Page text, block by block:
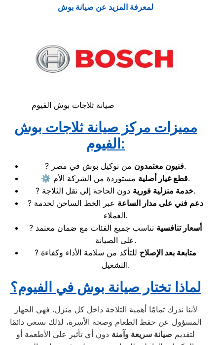
لمعرفة المزيد عن صيانة بوش
صيانة ثلاجات بوش الفيوم
مميزات مركز صيانة ثلاجات بوش
الفيوم :
? فنيون معتمدونمن توكيل بوش في مصر.
⚙️
قطع غيار أصليةمستوردة من الشركة الأم.
?
خدمة منزلية فوريةدون الحاجة إلى نقل الثلاجة.
?
دعم فني على مدار الساعة عبر الخط الساخن لخدمة
العملاء.
?
أسعار تنافسية تناسب جميع الفئات مع ضمان معتمد
على الصيانة.
?
متابعة بعد الإصلاح للتأكد من سلامة الأداء وكفاءة
التشغيل.
لماذا تختار صيانة بوش في الفيوم؟
لأننا ندرك تمامًا أهمية الثلاجة داخل كل منزل، فهي الجهاز
المسؤول عن حفظ الطعام وصحة الأسرة، لذلك نسعى دائمًا
لتقديم صيانة سريعة وآمنة دون أي تأثير على الأطعمة أو